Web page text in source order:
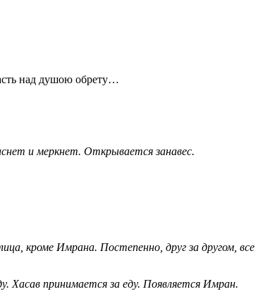
над душою обрету…
и меркнет. Открывается занавес.
кроме Имрана. Постепенно, друг за другом, все
принимается за еду. Появляется Имран.